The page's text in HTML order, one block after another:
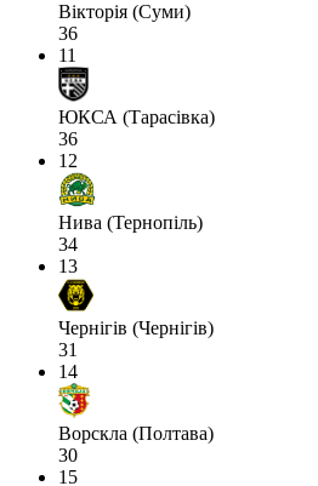
Вікторія (Суми)
36
11
ЮКСА (Тарасівка)
36
12
Нива (Тернопіль)
34
13
Чернігів (Чернігів)
31
14
Ворскла (Полтава)
30
15